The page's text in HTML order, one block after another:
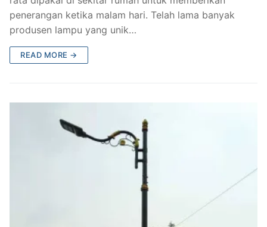
penerangan ketika malam hari. Telah lama banyak
produsen lampu yang unik…
READ MORE →